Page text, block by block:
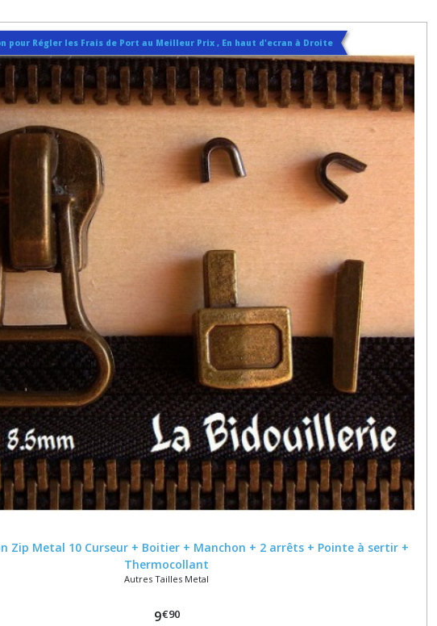
pour Régler les Frais de Port au Meilleur Prix , En haut d'ecran à Droite
Zip Metal 10 Curseur + Boitier + Manchon + 2 arrêts + Pointe à sertir +
Thermocollant
Autres Tailles Metal
9€90